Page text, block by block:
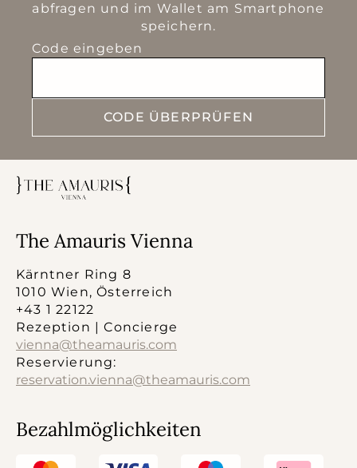
abfragen und im Wallet am Smartphone
speichern.
Code eingeben
CODE ÜBERPRÜFEN
The Amauris Vienna
Kärntner Ring 8
1010 Wien, Österreich
+43 1 22122
Rezeption | Concierge
vienna@theamauris.com
Reservierung:
reservation.vienna@theamauris.com
Bezahlmöglichkeiten